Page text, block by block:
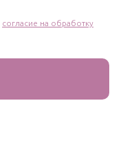
согласие на обработку